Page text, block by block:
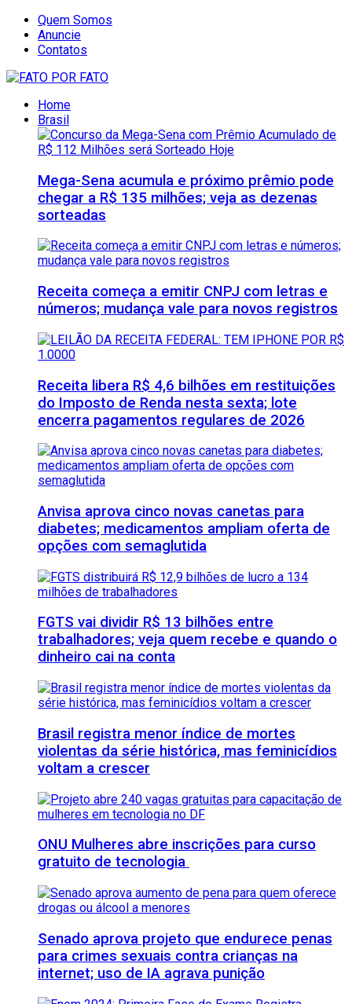
Quem Somos
Anuncie
Contatos
Home
Brasil
Mega-Sena acumula e próximo prêmio pode
chegar a R$ 135 milhões; veja as dezenas
sorteadas
Receita começa a emitir CNPJ com letras e
números; mudança vale para novos registros
Receita libera R$ 4,6 bilhões em restituições
do Imposto de Renda nesta sexta; lote
encerra pagamentos regulares de 2026
Anvisa aprova cinco novas canetas para
diabetes; medicamentos ampliam oferta de
opções com semaglutida
FGTS vai dividir R$ 13 bilhões entre
trabalhadores; veja quem recebe e quando o
dinheiro cai na conta
Brasil registra menor índice de mortes
violentas da série histórica, mas feminicídios
voltam a crescer
ONU Mulheres abre inscrições para curso
gratuito de tecnologia
Senado aprova projeto que endurece penas
para crimes sexuais contra crianças na
internet; uso de IA agrava punição